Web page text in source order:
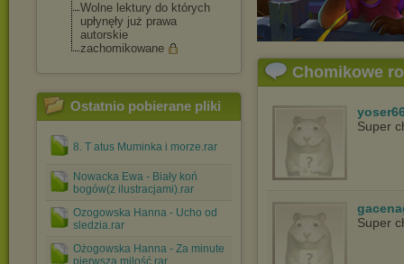
Wolne lektury do których
upłynęły już prawa
autorskie
zachomikowane
Ostatnio pobierane pliki
8. T atus Muminka i morze.rar
Nowacka Ewa - Biały koń
bogów(z ilustracjami).rar
Ozogowska Hanna - Ucho od
sledzia.rar
Ożogowska Hanna - Za minute
pierwsza milość.rar
Chomikowe
Super
Super